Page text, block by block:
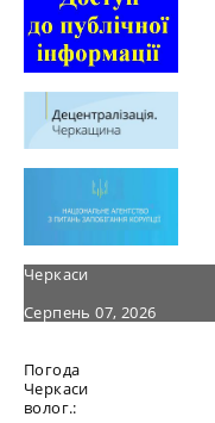
Черкаси
Серпень 07, 2026
Погода
Черкаси
волог.: